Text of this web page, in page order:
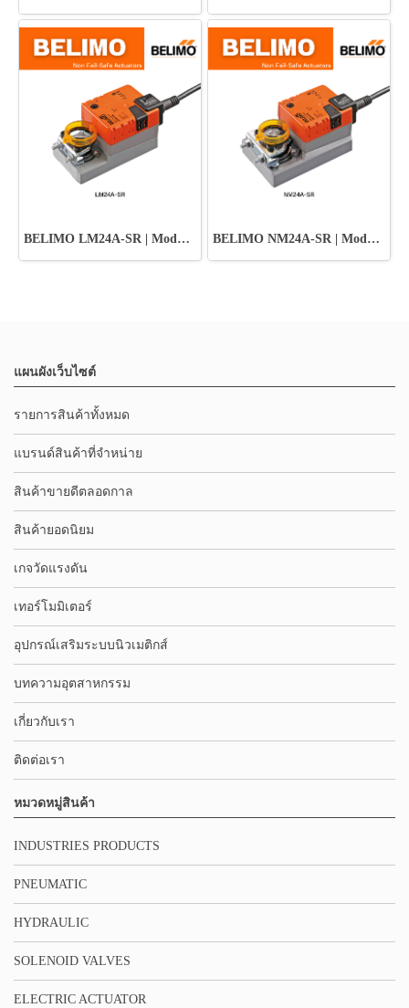
BELIMO LM24A-SR | Modulating Control Actuator BELIMO NM24A-SR | Modulating Control Actuator
แผนผังเว็บไซต์
รายการสินค้าทั้งหมด
แบรนด์สินค้าที่จำหน่าย
สินค้าขายดีตลอดกาล
สินค้ายอดนิยม
เกจวัดแรงดัน
เทอร์โมมิเตอร์
อุปกรณ์เสริมระบบนิวเมติกส์
บทความอุตสาหกรรม
เกี่ยวกับเรา
ติดต่อเรา
หมวดหมู่สินค้า
INDUSTRIES PRODUCTS
PNEUMATIC
HYDRAULIC
SOLENOID VALVES
ELECTRIC ACTUATOR